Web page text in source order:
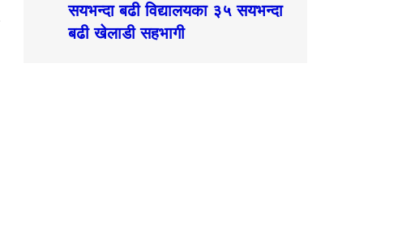
सयभन्दा बढी विद्यालयका ३५ सयभन्दा
बढी खेलाडी सहभागी